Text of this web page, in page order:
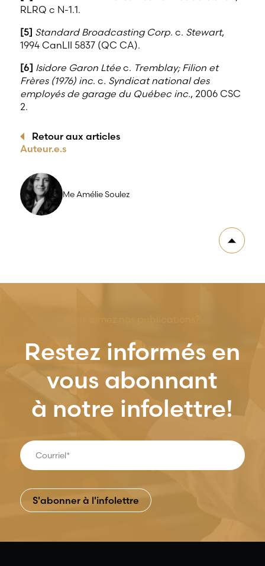
RLRQ c N-1.1.
[5] Standard Broadcasting Corp. c. Stewart,
1994 CanLII 5837 (QC CA).
[6] Isidore Garon Ltéec. Tremblay; Filion et
Frères (1976) inc. c. Syndicat national des
employés de garage du Québec inc., 2006 CSC
2.
Retour aux articles
Auteur.e.s
Me Amélie Soulez
Restez informés en
vous abonnant
à notre infolettre!